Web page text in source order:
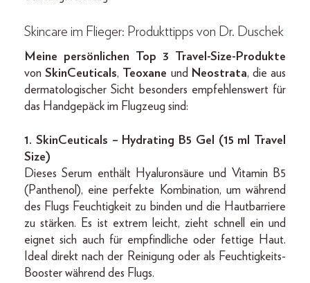
Skincare im Flieger: Produkttipps von Dr. Duschek
Meine persönlichen Top 3 Travel-Size-Produkte
vonSkinCeuticals, Teoxane und Neostrata, die aus
dermatologischer Sicht besonders empfehlenswert für
das Handgepäck im Flugzeug sind:
1. SkinCeuticals – Hydrating B5 Gel (15 ml Travel
Size)
Dieses Serum enthält Hyaluronsäure und Vitamin B5
(Panthenol), eine perfekte Kombination, um während
des Flugs Feuchtigkeit zu binden und die Hautbarriere
zu stärken. Es ist extrem leicht, zieht schnell ein und
eignet sich auch für empfindliche oder fettige Haut.
Ideal direkt nach der Reinigung oder als Feuchtigkeits-
Booster während des Flugs.